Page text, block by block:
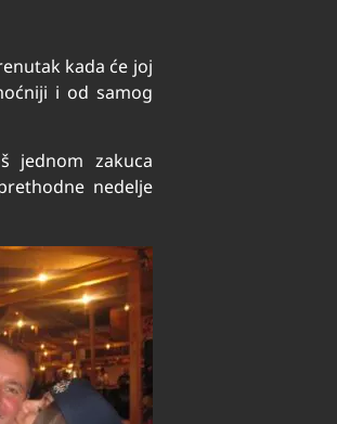
kada će joj
i od samog
jednom zakuca
nedelje